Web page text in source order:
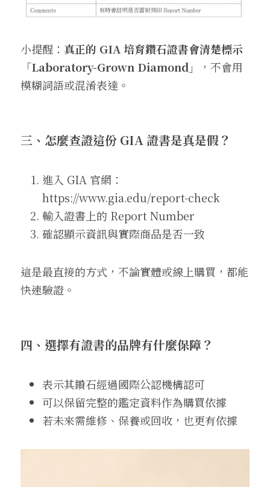
小提醒： 真正的 GIA 培育鑽石證書會清楚標示
「Laboratory-Grown Diamond」
，不會用
模糊詞語或混淆表達。
三、怎麼查證這份 GIA 證書是真是假？
進入 GIA 官網：
https://www.gia.edu/report-check
輸入證書上的 Report Number
確認顯示資訊與實際商品是否一致
這是最直接的方式，不論實體或線上購買，都能
快速驗證。
四、 選擇有證書的品牌有什麼保障？
表示其鑽石經過國際公認機構認可
可以保留完整的鑑定資料作為購買依據
若未來需維修、保養或回收，也更有依據